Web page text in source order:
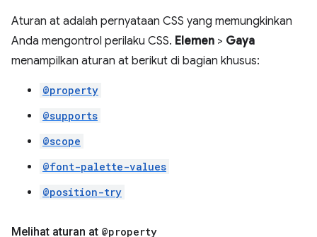
Aturan at adalah pernyataan CSS yang memungkinkan
Anda mengontrol perilaku CSS. Elemen > Gaya
menampilkan aturan at berikut di bagian khusus:
@property
@supports
@scope
@font-palette-values
@position-try
Melihat aturan at @property